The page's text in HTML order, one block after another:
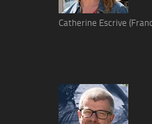
Catherine Escrive